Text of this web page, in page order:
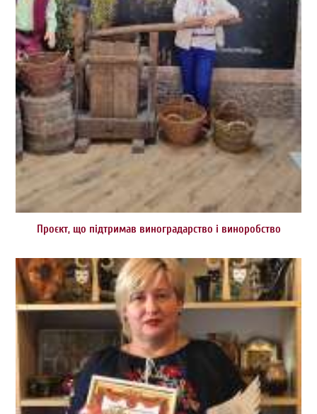
Проєкт, що підтримав виноградарство і виноробство